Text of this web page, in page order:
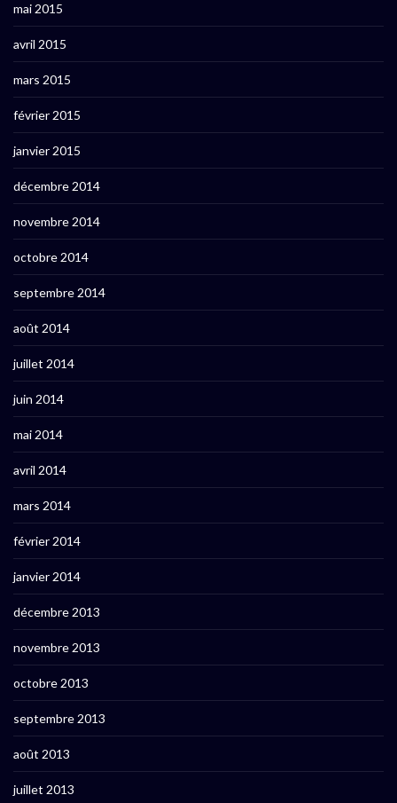
mai 2015
avril 2015
mars 2015
février 2015
janvier 2015
décembre 2014
novembre 2014
octobre 2014
septembre 2014
août 2014
juillet 2014
juin 2014
mai 2014
avril 2014
mars 2014
février 2014
janvier 2014
décembre 2013
novembre 2013
octobre 2013
septembre 2013
août 2013
juillet 2013